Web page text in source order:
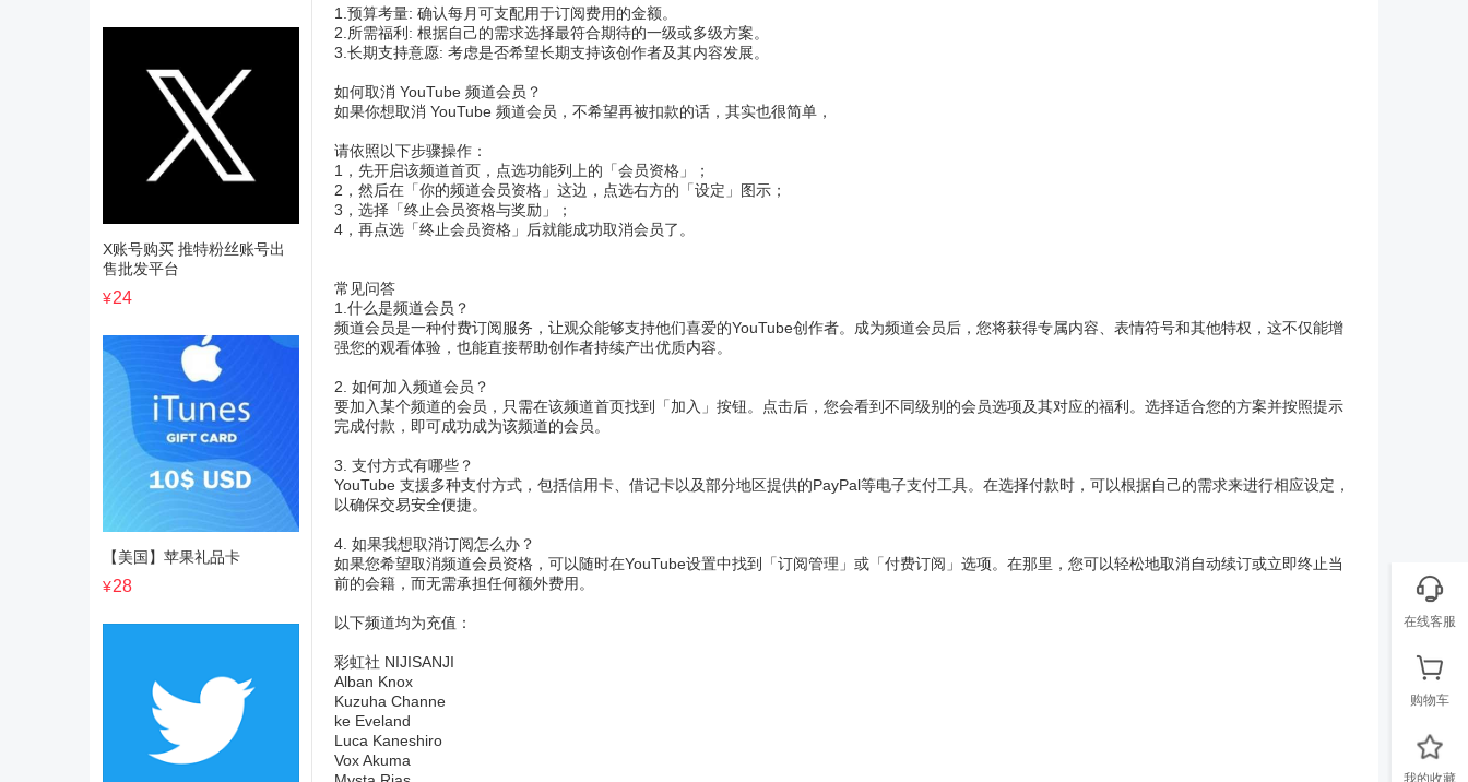
X账号购买 推特粉丝账号出
售批发平台
¥24
【美国】苹果礼品卡
¥28
1.预算考量: 确认每月可支配用于订阅费用的金额。
2.所需福利: 根据自己的需求选择最符合期待的一级或多级方案。
3.长期支持意愿: 考虑是否希望长期支持该创作者及其内容发展。
如何取消 YouTube 频道会员？
如果你想取消 YouTube 频道会员，不希望再被扣款的话，其实也很简单，
请依照以下步骤操作：
1，先开启该频道首页，点选功能列上的「会员资格」；
2，然后在「你的频道会员资格」这边，点选右方的「设定」图示；
3，选择「终止会员资格与奖励」；
4，再点选「终止会员资格」后就能成功取消会员了。
常见问答
1.什么是频道会员？
频道会员是一种付费订阅服务，让观众能够支持他们喜爱的YouTube创作者。成为频道会员后，您将获得专属内容、表情符号和其他特权，这不仅能增
强您的观看体验，也能直接帮助创作者持续产出优质内容。
2. 如何加入频道会员？
要加入某个频道的会员，只需在该频道首页找到「加入」按钮。点击后，您会看到不同级别的会员选项及其对应的福利。选择适合您的方案并按照提示
完成付款，即可成功成为该频道的会员。
3. 支付方式有哪些？
YouTube 支援多种支付方式，包括信用卡、借记卡以及部分地区提供的PayPal等电子支付工具。在选择付款时，可以根据自己的需求来进行相应设定，
以确保交易安全便捷。
4. 如果我想取消订阅怎么办？
如果您希望取消频道会员资格，可以随时在YouTube设置中找到「订阅管理」或「付费订阅」选项。在那里，您可以轻松地取消自动续订或立即终止当
前的会籍，而无需承担任何额外费用。
以下频道均为充值：
彩虹社 NIJISANJI
Alban Knox
Kuzuha Channe
ke Eveland
Luca Kaneshiro
Vox Akuma
在线客服
购物车
我的收藏